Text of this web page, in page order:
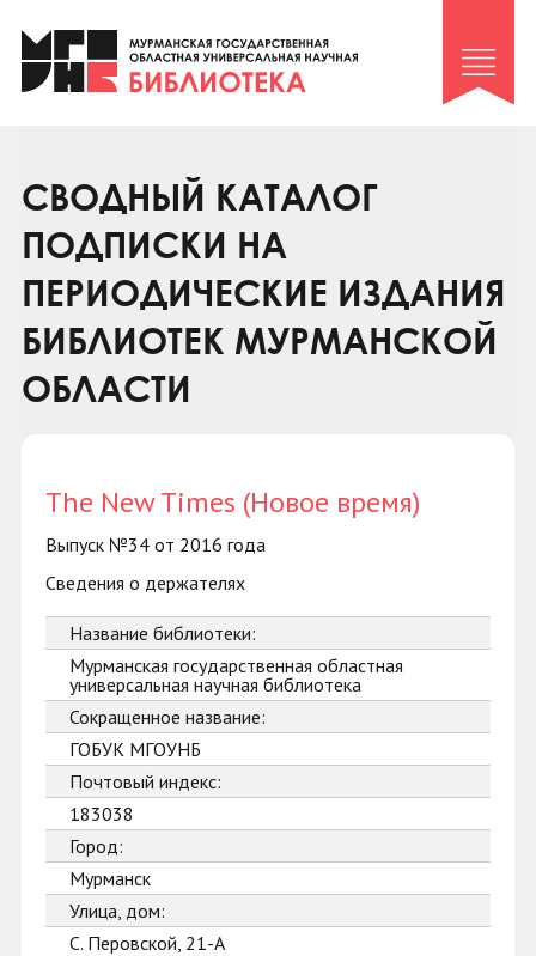
Клуб «Гиря и сельдерей»
Клуб «Семейный архив»
Коллегам
Контакты
СВОДНЫЙ КАТАЛОГ
ПОДПИСКИ НА
ПЕРИОДИЧЕСКИЕ ИЗДАНИЯ
БИБЛИОТЕК МУРМАНСКОЙ
ОБЛАСТИ
The New Times (Новое время)
Выпуск №34 от 2016 года
Сведения о держателях
Название библиотеки:
Мурманская государственная областная
универсальная научная библиотека
Сокращенное название:
ГОБУК МГОУНБ
Почтовый индекс:
183038
Город:
Мурманск
Улица, дом:
С. Перовской, 21-А